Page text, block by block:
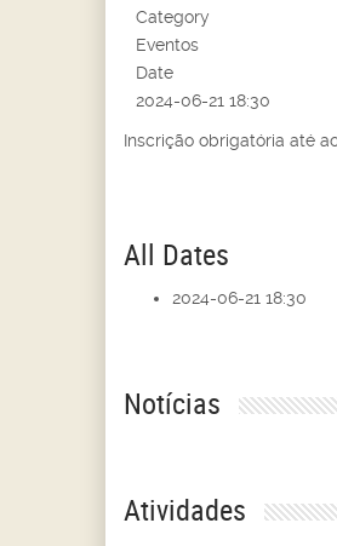
Category
Eventos
Date
2024-06-21 18:30
Inscrição obrigatória até
All Dates
2024-06-21 18:30
Notícias
Atividades